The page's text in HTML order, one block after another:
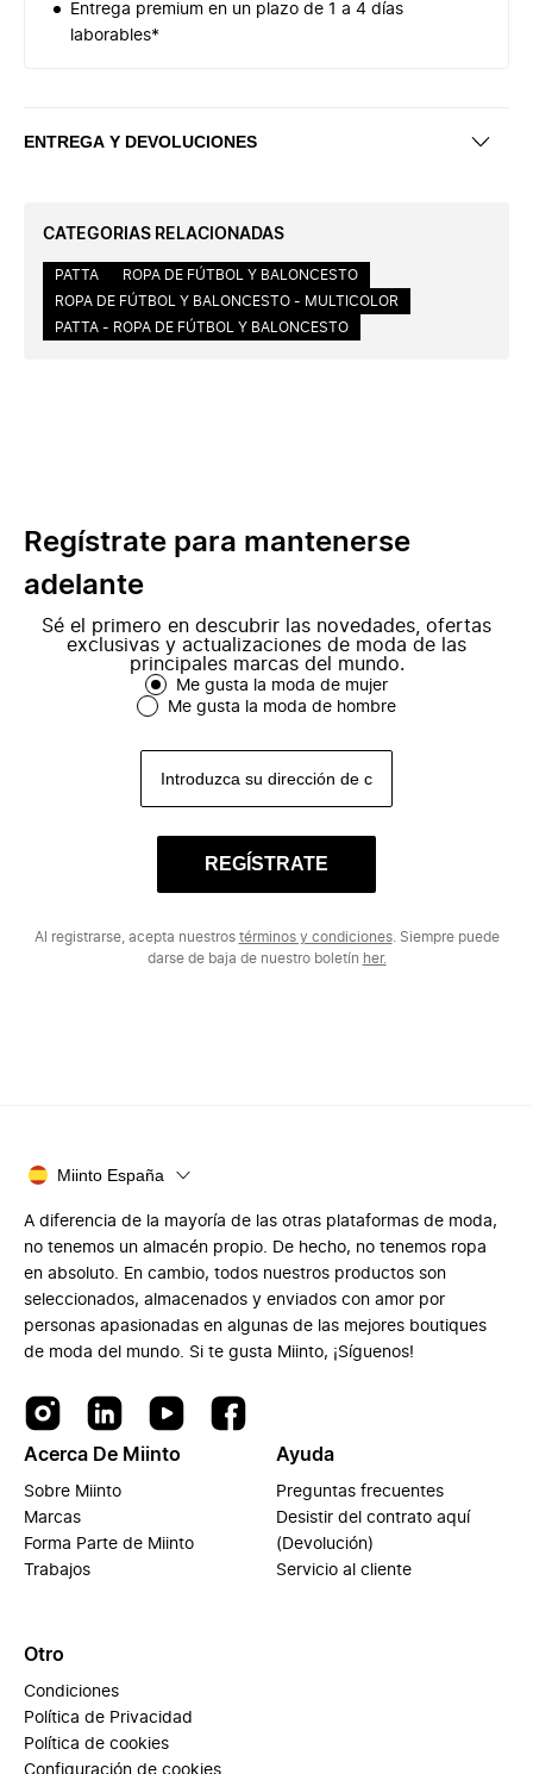
Entrega premium en un plazo de 1 a 4 días
laborables*
ENTREGA Y DEVOLUCIONES
CATEGORIAS RELACIONADAS
PATTA
ROPA DE FÚTBOL Y BALONCESTO
ROPA DE FÚTBOL Y BALONCESTO - MULTICOLOR
PATTA - ROPA DE FÚTBOL Y BALONCESTO
Regístrate para mantenerse
adelante
Sé el primero en descubrir las novedades, ofertas
exclusivas y actualizaciones de moda de las
principales marcas del mundo.
Me gusta la moda de mujer
Me gusta la moda de hombre
REGÍSTRATE
Al registrarse, acepta nuestros términos y condiciones. Siempre puede
darse de baja de nuestro boletín her.
Miinto España
A diferencia de la mayoría de las otras plataformas de moda,
no tenemos un almacén propio. De hecho, no tenemos ropa
en absoluto. En cambio, todos nuestros productos son
seleccionados, almacenados y enviados con amor por
personas apasionadas en algunas de las mejores boutiques
de moda del mundo. Si te gusta Miinto, ¡Síguenos!
Acerca De Miinto
Sobre Miinto
Marcas
Forma Parte de Miinto
Trabajos
Ayuda
Preguntas frecuentes
Desistir del contrato aquí
(Devolución)
Servicio al cliente
Otro
Condiciones
Política de Privacidad
Política de cookies
Configuración de cookies